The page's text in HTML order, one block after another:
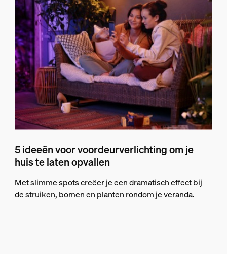
5 ideeën voor voordeurverlichting om je
huis te laten opvallen
Met slimme spots creëer je een dramatisch effect bij
de struiken, bomen en planten rondom je veranda.